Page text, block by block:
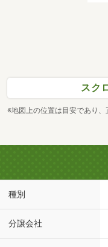
スク
※地図上の位置は目安であり、
種別
分譲会社